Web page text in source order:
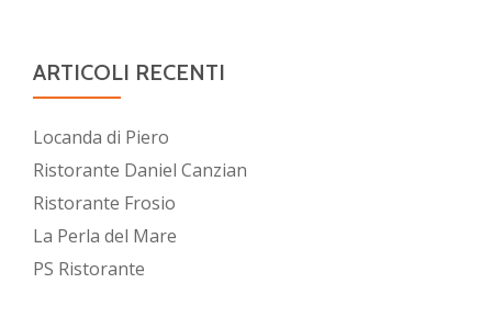
ARTICOLI RECENTI
Locanda di Piero
Ristorante Daniel Canzian
Ristorante Frosio
La Perla del Mare
PS Ristorante